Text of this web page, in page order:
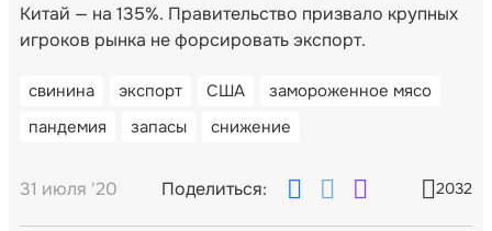
Китай — на 135%. Правительство призвало крупных
игроков рынка не форсировать экспорт.
свинина экспорт США
замороженное мясо
пандемия
запасы снижение
31 июля '20 Поделиться: 2032